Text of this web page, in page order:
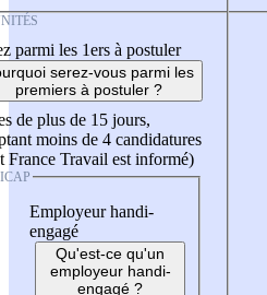
parmi les 1ers à postuler
serez-vous parmi les
premiers à postuler ?
de plus de 15 jours,
moins de 4 candidatures
France Travail est informé)
Employeur handi-
engagé
Qu'est-ce qu'un
employeur handi-
engagé ?